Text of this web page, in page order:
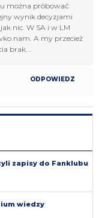
można próbować
wynik decyzjami
nic. W SA i w LM
nam. A my przecież
brak...
ODPOWIEDZ
zapisy do Fanklubu
wiedzy